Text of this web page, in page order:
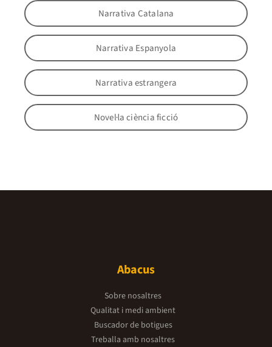
Narrativa Catalana
Narrativa Espanyola
Narrativa estrangera
Novel·la ciència ficció
Abacus
Sobre nosaltres
Qualitat i medi ambient
Buscador de botigues
Treballa amb nosaltres